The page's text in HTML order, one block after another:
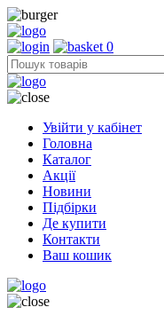
0
Увійти у кабінет
Головна
Каталог
Акції
Новини
Підбірки
Де купити
Контакти
Ваш кошик